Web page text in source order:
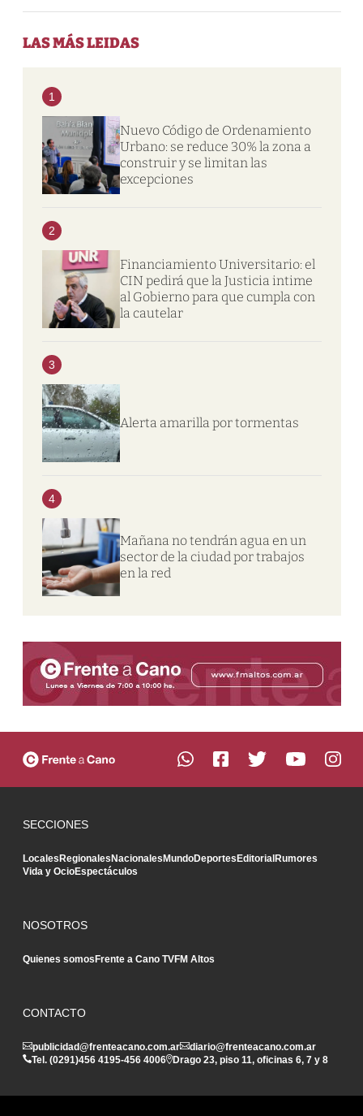
LAS MÁS LEIDAS
1
Nuevo Código de Ordenamiento
Urbano: se reduce 30% la zona a
construir y se limitan las
excepciones
2
Financiamiento Universitario: el
CIN pedirá que la Justicia intime
al Gobierno para que cumpla con
la cautelar
3
Alerta amarilla por tormentas
4
Mañana no tendrán agua en un
sector de la ciudad por trabajos
en la red
SECCIONES
LocalesRegionalesNacionalesMundoDeportesEditorialRumores
Vida y OcioEspectáculos
NOSOTROS
Quienes somosFrente a Cano TVFM Altos
CONTACTO
publicidad@frenteacano.com.ar
diario@frenteacano.com.ar
Tel. (0291)456 4195-456 4006 Drago 23, piso 11, oficinas 6, 7 y 8